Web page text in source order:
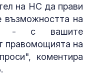
на НС да прави
възможността на
- с вашите
правомощията на
коментира